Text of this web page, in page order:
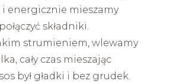
energicznie mieszamy
składniki.
strumieniem, wlewamy
cały czas mieszając
był gładki i bez grudek.